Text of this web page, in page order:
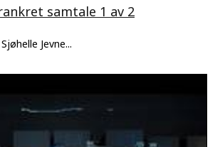
samtale 1 av 2
Jevne...